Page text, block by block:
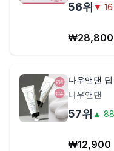
56위 ▼ 16
₩28,800
나우앤댄
나우앤댄
57위 ▲ 88
₩12,900